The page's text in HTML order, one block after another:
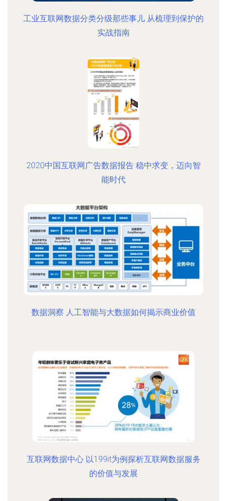
工业互联网数据分类分级那些事儿 从梳理到保护的
实战指南
2020中国互联网广告数据报告 稳中求变，迈向智
能时代
数据洞察 人工智能与大数据如何揭示商业价值
互联网数据中心 以199it为例探析互联网数据服务
的价值与发展